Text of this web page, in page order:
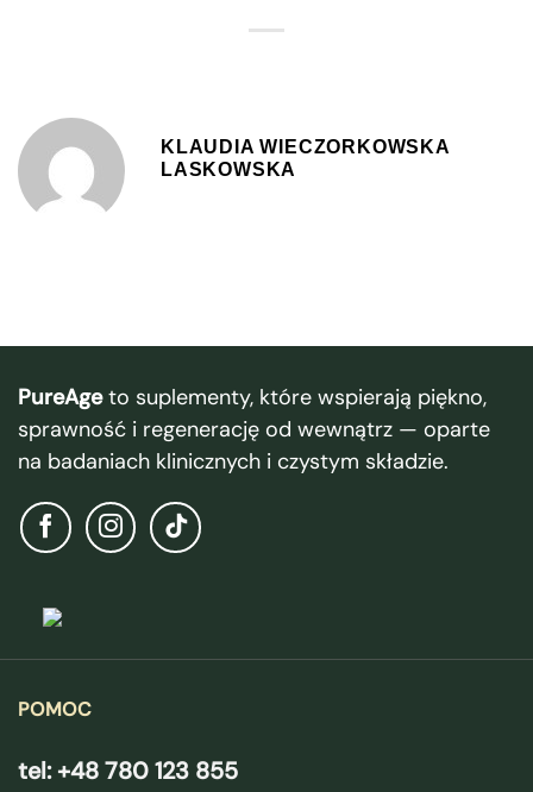
KLAUDIA WIECZORKOWSKA
LASKOWSKA
PureAgeto suplementy, które wspierają piękno,
sprawność i regenerację od wewnątrz — oparte
na badaniach klinicznych i czystym składzie.
POMOC
tel: +48 780 123 855